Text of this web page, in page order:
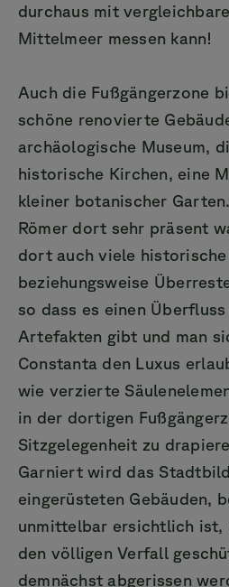
durchaus mit
Mittelmeer messen kann!
Auch die Fußgängerzone
schöne renovierte
archäologische Museum,
historische Kirchen, eine
kleiner botanischer
Römer dort sehr präsent
dort auch viele historische
beziehungsweise
so dass es einen
Artefakten gibt und man
Constanta den Luxus
wie verzierte
in der dortigen
Sitzgelegenheit zu
Garniert wird das
eingerüsteten Gebäuden,
unmittelbar ersichtlich ist,
den völligen Verfall
demnächst abgerissen